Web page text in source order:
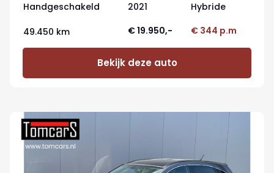
Handgeschakeld 2021 Hybride
49.450 km € 19.950,- € 344 p.m
Bekijk deze auto